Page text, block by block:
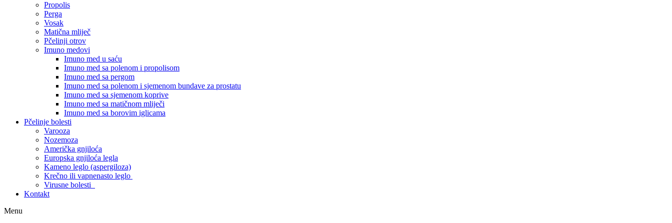
Propolis
Perga
Vosak
Matična mliječ
Pčelinji otrov
Imuno medovi
Imuno med u saću
Imuno med sa polenom i propolisom
Imuno med sa pergom
Imuno med sa polenom i sjemenom bundave za prostatu
Imuno med sa sjemenom koprive
Imuno med sa matičnom mliječi
Imuno med sa borovim iglicama
Pčelinje bolesti
Varooza
Nozemoza
Američka gnjiloća
Europska gnjiloća legla
Kameno leglo (aspergiloza)
Krečno ili vapnenasto leglo
Virusne bolesti
Kontakt
Menu